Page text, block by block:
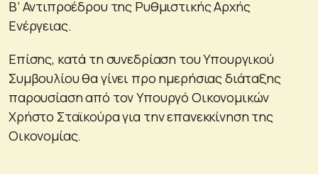
Β’ Αντιπροέδρου της Ρυθμιστικής Αρχής
Ενέργειας.
Επίσης, κατά τη συνεδρίαση του Υπουργικού
Συμβουλίου θα γίνει προ ημερήσιας διάταξης
παρουσίαση από τον Υπουργό Οικονομικών
Χρήστο Σταϊκούρα για την επανεκκίνηση της
Οικονομίας.